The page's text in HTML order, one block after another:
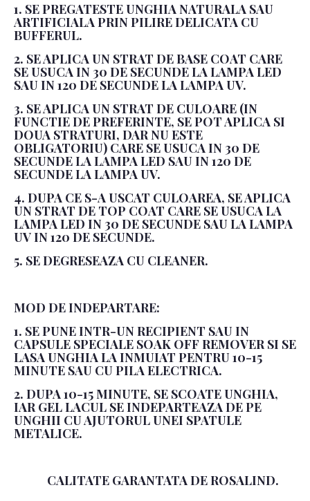
1. SE PREGATESTE UNGHIA NATURALA SAU
ARTIFICIALA PRIN PILIRE DELICATA CU
BUFFERUL.
2. SE APLICA UN STRAT DE BASE COAT CARE
SE USUCA IN 30 DE SECUNDE LA LAMPA LED
SAU IN 120 DE SECUNDE LA LAMPA UV.
3. SE APLICA UN STRAT DE CULOARE (IN
FUNCTIE DE PREFERINTE, SE POT APLICA SI
DOUA STRATURI, DAR NU ESTE
OBLIGATORIU) CARE SE USUCA IN 30 DE
SECUNDE LA LAMPA LED SAU IN 120 DE
SECUNDE LA LAMPA UV.
4. DUPA CE S-A USCAT CULOAREA, SE APLICA
UN STRAT DE TOP COAT CARE SE USUCA LA
LAMPA LED IN 30 DE SECUNDE SAU LA LAMPA
UV IN 120 DE SECUNDE.
5. SE DEGRESEAZA CU CLEANER.
MOD DE INDEPARTARE:
1. SE PUNE INTR-UN RECIPIENT SAU IN
CAPSULE SPECIALE SOAK OFF REMOVER SI SE
LASA UNGHIA LA INMUIAT PENTRU 10-15
MINUTE SAU CU PILA ELECTRICA.
2. DUPA 10-15 MINUTE, SE SCOATE UNGHIA,
IAR GEL LACUL SE INDEPARTEAZA DE PE
UNGHII CU AJUTORUL UNEI SPATULE
METALICE.
CALITATE GARANTATA DE ROSALIND.